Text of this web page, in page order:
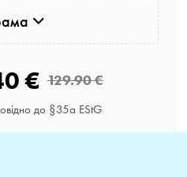
€ 129.90 €
до §35a EStG